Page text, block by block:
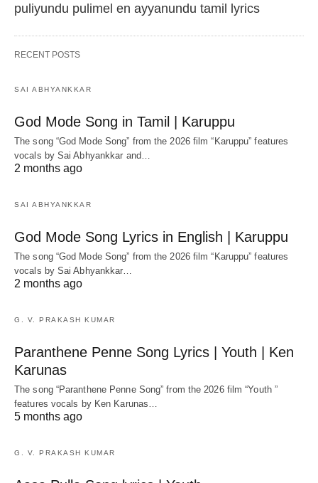
puliyundu pulimel en ayyanundu tamil lyrics
RECENT POSTS
SAI ABHYANKKAR
God Mode Song in Tamil | Karuppu
The song “God Mode Song” from the 2026 film “Karuppu” features
vocals by Sai Abhyankkar‬ and…
2 months ago
SAI ABHYANKKAR
God Mode Song Lyrics in English | Karuppu
The song “God Mode Song” from the 2026 film “Karuppu” features
vocals by Sai Abhyankkar‬…
2 months ago
G. V. PRAKASH KUMAR
Paranthene Penne Song Lyrics | Youth | Ken
Karunas
The song “Paranthene Penne Song” from the 2026 film “Youth ”
features vocals by Ken Karunas…
5 months ago
G. V. PRAKASH KUMAR